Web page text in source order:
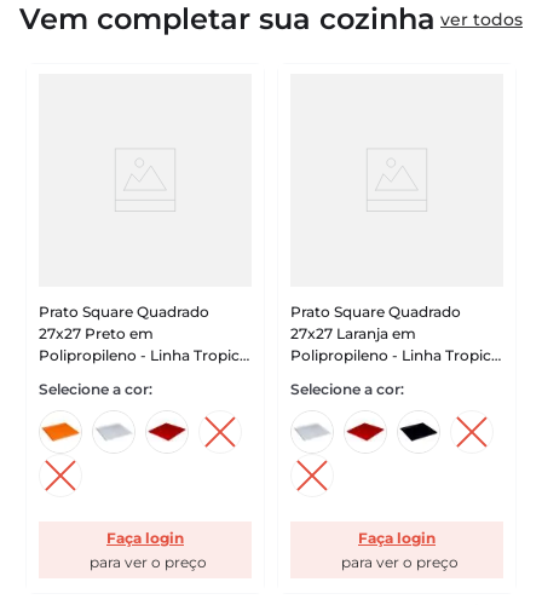
Vem completar sua cozinha ver todos
Prato Square Quadrado
27x27 Preto em
Polipropileno - Linha Tropical
Faça login
Prato Square Quadrado
27x27 Laranja em
Polipropileno - Linha Tropical
Faça login